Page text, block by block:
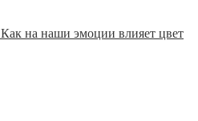
Как на наши эмоции влияет цвет